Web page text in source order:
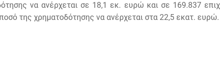
να ανέρχεται σε 18,1 εκ. ευρώ και σε 169.837
της χρηματοδότησης να ανέρχεται στα 22,5 εκατ. ευρώ.